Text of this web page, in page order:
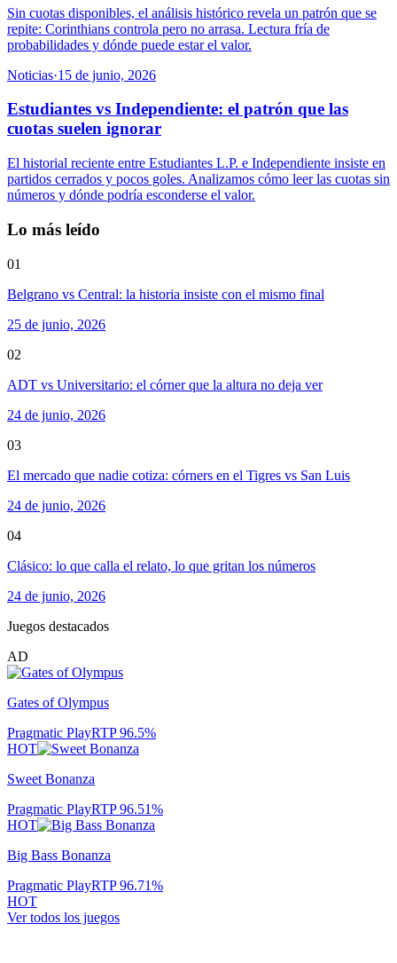
Sin cuotas disponibles, el análisis histórico revela un patrón que se
repite: Corinthians controla pero no arrasa. Lectura fría de
probabilidades y dónde puede estar el valor.
Noticias·15 de junio, 2026
Estudiantes vs Independiente: el patrón que las
cuotas suelen ignorar
El historial reciente entre Estudiantes L.P. e Independiente insiste en
partidos cerrados y pocos goles. Analizamos cómo leer las cuotas sin
números y dónde podría esconderse el valor.
Lo más leído
01
Belgrano vs Central: la historia insiste con el mismo final
25 de junio, 2026
02
ADT vs Universitario: el córner que la altura no deja ver
24 de junio, 2026
03
El mercado que nadie cotiza: córners en el Tigres vs San Luis
24 de junio, 2026
04
Clásico: lo que calla el relato, lo que gritan los números
24 de junio, 2026
Juegos destacados
AD
Gates of Olympus
Pragmatic PlayRTP96.5%
HOT
Sweet Bonanza
Pragmatic PlayRTP96.51%
HOT
Big Bass Bonanza
Pragmatic PlayRTP96.71%
HOT
Ver todos los juegos